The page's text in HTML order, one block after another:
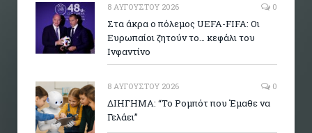
8 ΑΥΓΟΎΣΤΟΥ 2026 0
Στα άκρα ο πόλεμος UEFA-FIFA: Οι
Ευρωπαίοι ζητούν το… κεφάλι του
Ινφαντίνο
8 ΑΥΓΟΎΣΤΟΥ 2026 0
ΔΙΗΓΗΜΑ: “Το Ρομπότ που Έμαθε να
Γελάει”